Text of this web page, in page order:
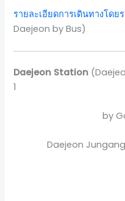
รายละเอียดการเดินทางโด
Daejeon by Bus)
Daejeon Station
1
by
Daejeon